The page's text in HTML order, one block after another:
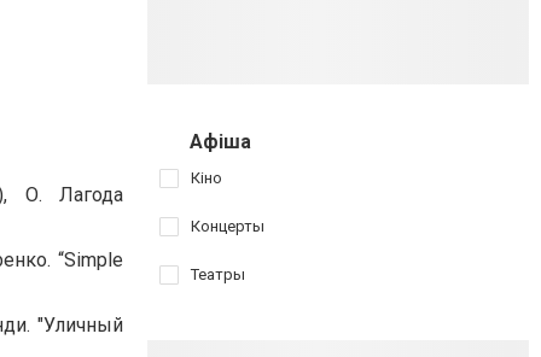
О. Лагода
“Simple
"Уличный
Афіша
Кіно
Концерты
Театры